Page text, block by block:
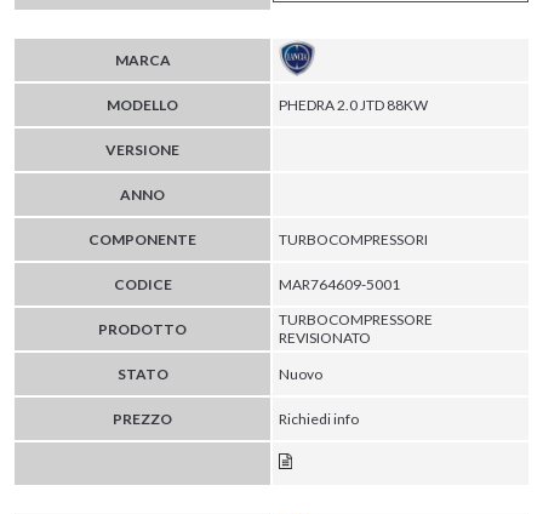
MARCA
MODELLO PHEDRA 2.0 JTD 88KW
VERSIONE
ANNO
COMPONENTE TURBOCOMPRESSORI
CODICE MAR764609-5001
PRODOTTO
TURBOCOMPRESSORE
REVISIONATO
STATO
Nuovo
PREZZO Richiedi info